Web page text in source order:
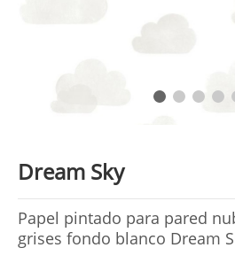
Dream Sky
Papel pintado para pared
grises fondo blanco Dream